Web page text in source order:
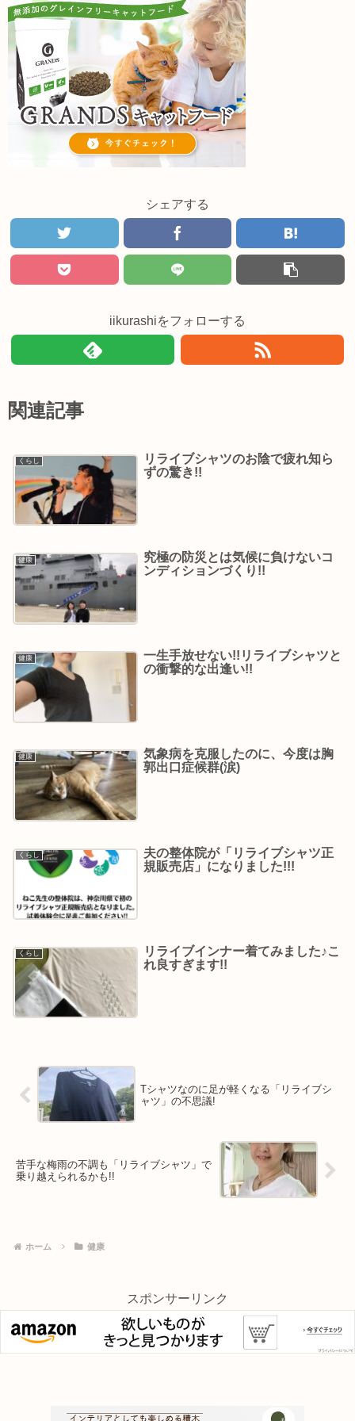
シェアする
iikurashiをフォローする
関連記事
くらし
リライブシャツのお陰で疲れ知ら
ずの驚き!!
健康
究極の防災とは気候に負けないコ
ンディションづくり!!
健康
一生手放せない!!リライブシャツと
の衝撃的な出逢い!!
健康
気象病を克服したのに、今度は胸
郭出口症候群(涙)
くらし
夫の整体院が「リライブシャツ正
規販売店」になりました!!!
くらし
リライブインナー着てみました♪こ
れ良すぎます!!
Tシャツなのに足が軽くなる「リライブシ
ャツ」の不思議!
苦手な梅雨の不調も「リライブシャツ」で
乗り越えられるかも!!
ホーム 健康
スポンサーリンク